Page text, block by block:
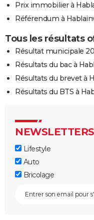
Prix immobilier à
Référendum à
Tous les résultats
Résultat municipale
Résultats du bac à
Résultats du brevet à
Résultats du BTS à
NEWSLETTERS
Lifestyle
Auto
Bricolage